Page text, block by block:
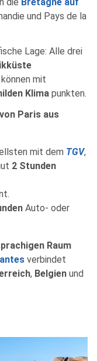
und Pays de la
Lage: Alle drei
mit
Klima punkten.
Paris aus
mit dem TGV,
2 Stunden
Auto- oder
Raum
verbindet
, Belgien und